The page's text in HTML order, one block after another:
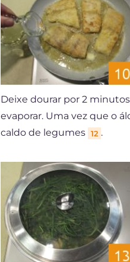
Deixe dourar por 2
evaporar. Uma vez que o
caldo de legumes 12 .